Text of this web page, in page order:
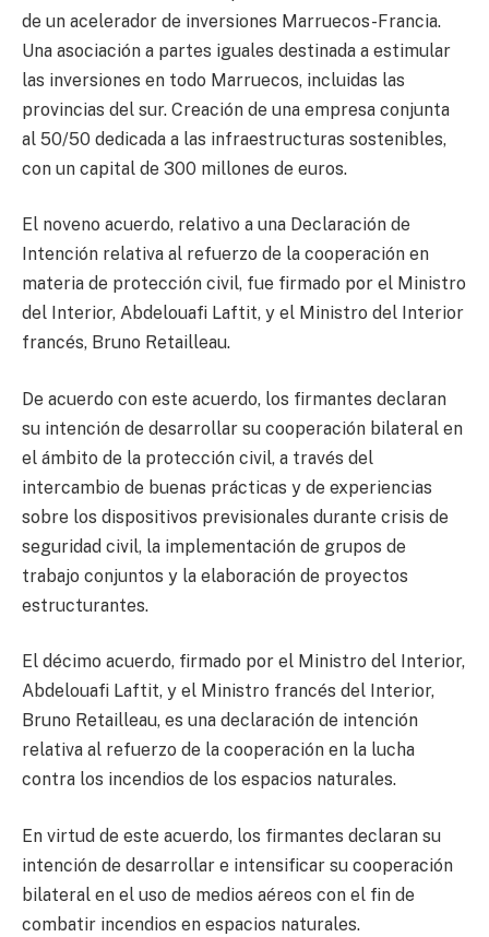
de un acelerador de inversiones Marruecos-Francia.
Una asociación a partes iguales destinada a estimular
las inversiones en todo Marruecos, incluidas las
provincias del sur. Creación de una empresa conjunta
al 50/50 dedicada a las infraestructuras sostenibles,
con un capital de 300 millones de euros.
El noveno acuerdo, relativo a una Declaración de
Intención relativa al refuerzo de la cooperación en
materia de protección civil, fue firmado por el Ministro
del Interior, Abdelouafi Laftit, y el Ministro del Interior
francés, Bruno Retailleau.
De acuerdo con este acuerdo, los firmantes declaran
su intención de desarrollar su cooperación bilateral en
el ámbito de la protección civil, a través del
intercambio de buenas prácticas y de experiencias
sobre los dispositivos previsionales durante crisis de
seguridad civil, la implementación de grupos de
trabajo conjuntos y la elaboración de proyectos
estructurantes.
El décimo acuerdo, firmado por el Ministro del Interior,
Abdelouafi Laftit, y el Ministro francés del Interior,
Bruno Retailleau, es una declaración de intención
relativa al refuerzo de la cooperación en la lucha
contra los incendios de los espacios naturales.
En virtud de este acuerdo, los firmantes declaran su
intención de desarrollar e intensificar su cooperación
bilateral en el uso de medios aéreos con el fin de
combatir incendios en espacios naturales.